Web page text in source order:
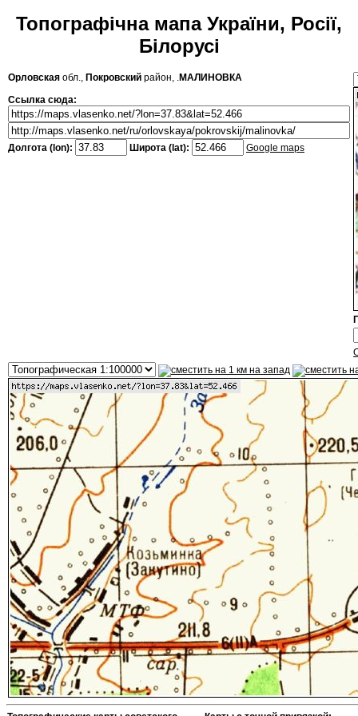
Топографічна мапа України, Росії,
Білорусі
Орловская обл., Покровский район, .МАЛИНОВКА
Ссылка сюда:
Долгота (lon): Широта (lat): Google maps